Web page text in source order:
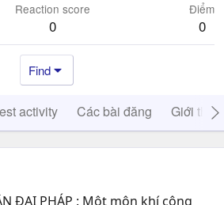
Reaction score
0
Điểm
0
Find
activity Các bài đăng Giới thiệu
ĐẠI PHÁP : Một môn khí công